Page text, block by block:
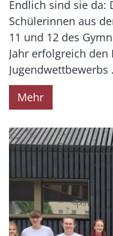
Endlich sind sie da:
Schülerinnen aus
11 und 12 des
Jahr erfolgreich
Jugendwettbewerbs
Mehr